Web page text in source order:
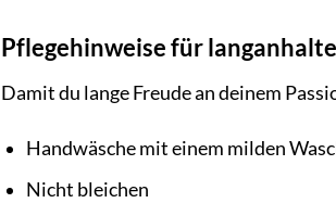
Pflegehinweise für
Damit du lange Freude an deinem
Handwäsche mit einem milden
Nicht bleichen